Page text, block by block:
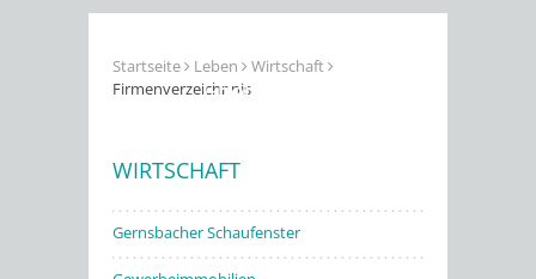
Erleben
Startseite Leben
Wirtschaft
Firmenverzeichnnis
WIRTSCHAFT
Gernsbacher Schaufenster